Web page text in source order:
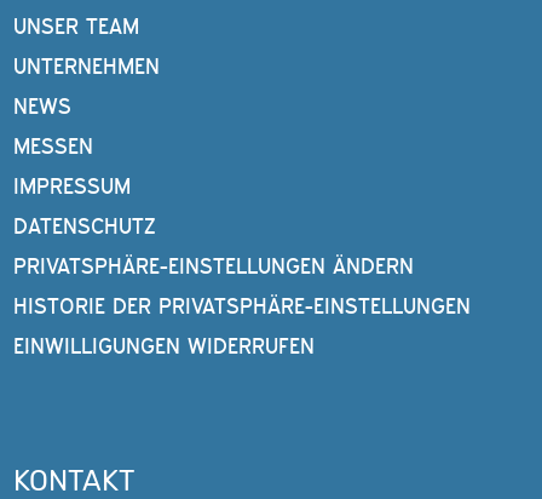
UNSER TEAM
UNTERNEHMEN
NEWS
MESSEN
IMPRESSUM
DATENSCHUTZ
PRIVATSPHÄRE-EINSTELLUNGEN ÄNDERN
HISTORIE DER PRIVATSPHÄRE-EINSTELLUNGEN
EINWILLIGUNGEN WIDERRUFEN
KONTAKT